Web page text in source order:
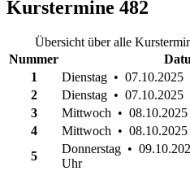
Kurstermine 482
Übersicht über alle
Nummer
1
Dienstag • 07.10.2025
2
Dienstag • 07.10.2025
3
Mittwoch •
4
Mittwoch •
5
Donnerstag •
Uhr